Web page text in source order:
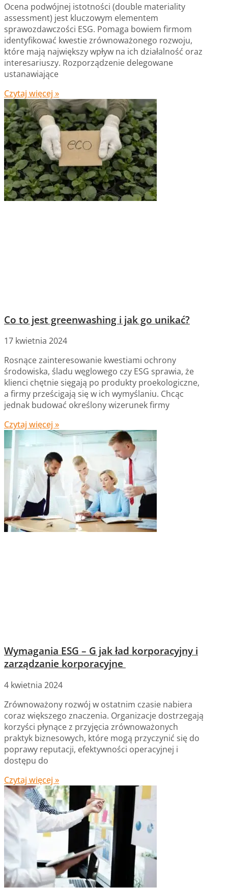
Ocena podwójnej istotności (double materiality
assessment) jest kluczowym elementem
sprawozdawczości ESG. Pomaga bowiem firmom
identyfikować kwestie zrównoważonego rozwoju,
które mają największy wpływ na ich działalność oraz
interesariuszy. Rozporządzenie delegowane
ustanawiające
Czytaj więcej »
Co to jest greenwashing i jak go unikać?
17 kwietnia 2024
Rosnące zainteresowanie kwestiami ochrony
środowiska, śladu węglowego czy ESG sprawia, że
klienci chętnie sięgają po produkty proekologiczne,
a firmy prześcigają się w ich wymyślaniu. Chcąc
jednak budować określony wizerunek firmy
Czytaj więcej »
Wymagania ESG – G jak ład korporacyjny i
zarządzanie korporacyjne
4 kwietnia 2024
Zrównoważony rozwój w ostatnim czasie nabiera
coraz większego znaczenia. Organizacje dostrzegają
korzyści płynące z przyjęcia zrównoważonych
praktyk biznesowych, które mogą przyczynić się do
poprawy reputacji, efektywności operacyjnej i
dostępu do
Czytaj więcej »